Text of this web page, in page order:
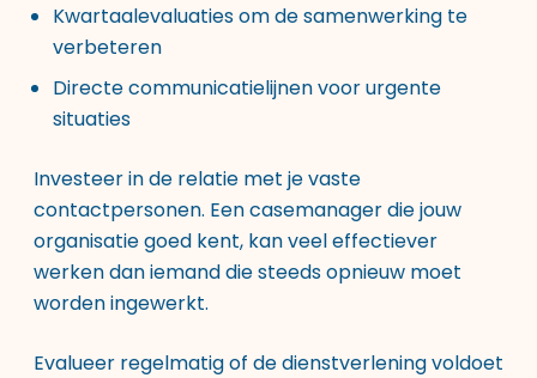
Kwartaalevaluaties om de samenwerking te
verbeteren
Directe communicatielijnen voor urgente
situaties
Investeer in de relatie met je vaste
contactpersonen. Een casemanager die jouw
organisatie goed kent, kan veel effectiever
werken dan iemand die steeds opnieuw moet
worden ingewerkt.
Evalueer regelmatig of de dienstverlening voldoet